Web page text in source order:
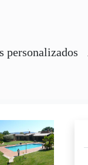
personalizados